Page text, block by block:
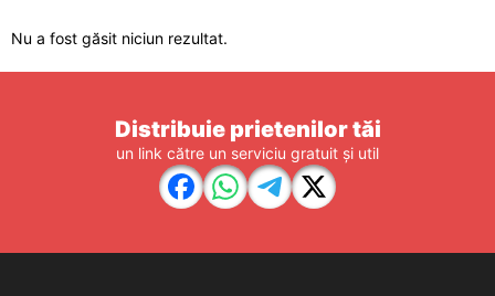
Nu a fost găsit niciun rezultat.
Distribuie prietenilor tăi
un link către un serviciu gratuit și util